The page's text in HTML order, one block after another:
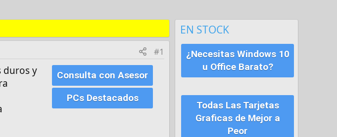
#1
Consulta con Asesor
PCs Destacados
duros y
EN STOCK
¿Necesitas Windows 10
u Office Barato?
Todas Las Tarjetas
Graficas de Mejor a
Peor